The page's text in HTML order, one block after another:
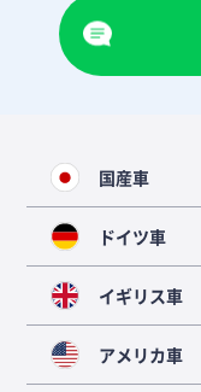
国産車
ドイツ車
イギリス車
アメリカ車